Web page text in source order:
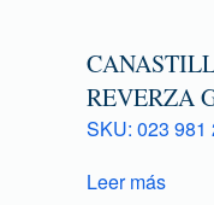
REVERZA
SKU: 023 981
Leer más